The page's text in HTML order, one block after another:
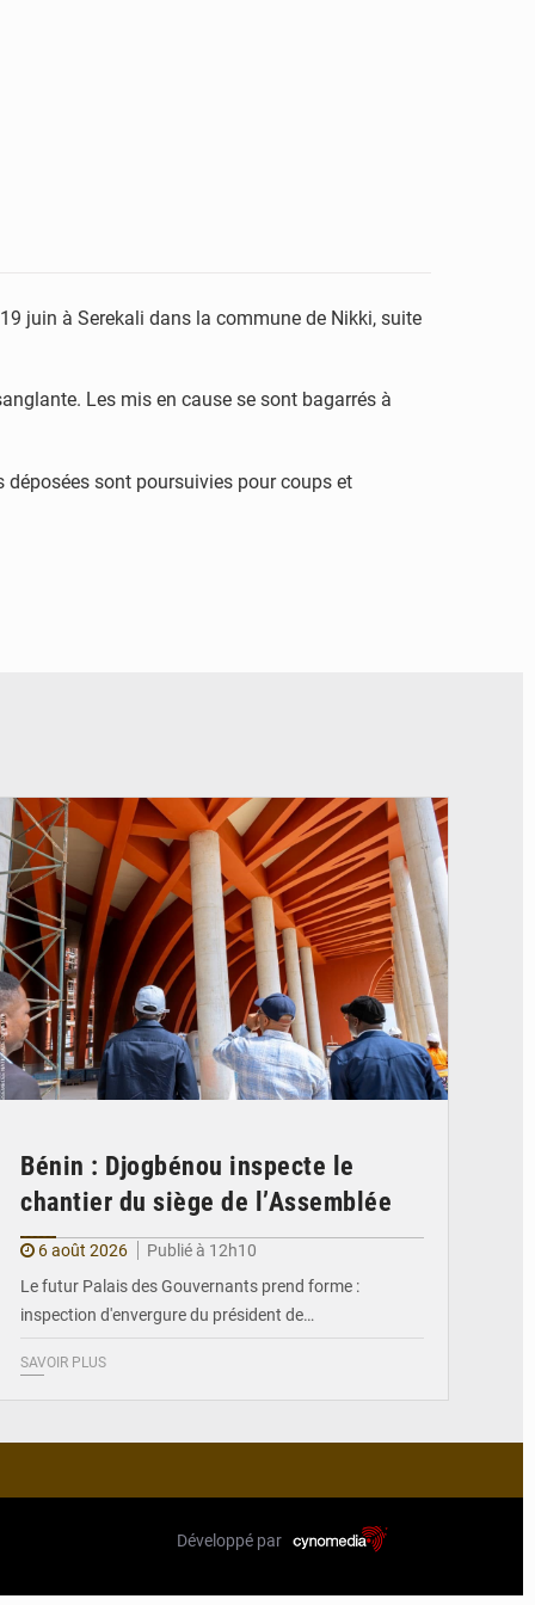
juin à Serekali dans la commune de Nikki, suite
Les mis en cause se sont bagarrés à
déposées sont poursuivies pour coups et
Bénin : Djogbénou inspecte le
chantier du siège de l’Assemblée
6 août 2026
Publié à 12h10
Le futur Palais des Gouvernants prend forme :
inspection d'envergure du président de…
SAVOIR PLUS
Développé par